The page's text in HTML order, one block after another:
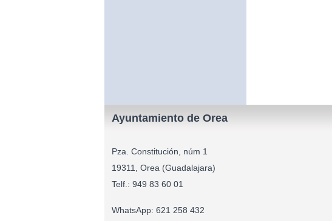
Ayuntamiento de Orea
Pza. Constitución, núm 1
19311, Orea (Guadalajara)
Telf.: 949 83 60 01
WhatsApp: 621 258 432